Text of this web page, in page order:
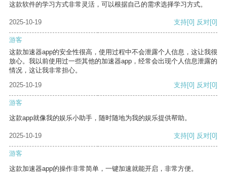
这款软件的学习方式非常灵活，可以根据自己的需求选择学习方式。
2025-10-19 支持[0] 反对[0]
游客
这款加速器app的安全性很高，使用过程中不会泄露个人信息，这让我很
放心。我以前使用过一些其他的加速器app，经常会出现个人信息泄露的
情况，这让我非常担心。
2025-10-19
支持[0] 反对[0]
游客
这款app就像我的娱乐小助手，随时随地为我的娱乐提供帮助。
2025-10-19 支持[0] 反对[0]
游客
这款加速器app的操作非常简单，一键加速就能开启，非常方便。